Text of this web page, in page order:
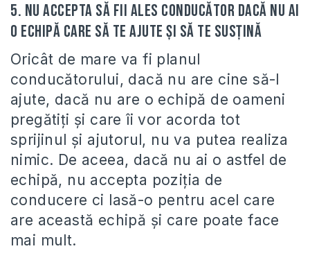
5. Nu accepta să fii ales conducător dacă nu ai
o echipă care să te ajute şi să te susţină
Oricât de mare va fi planul
conducătorului, dacă nu are cine să-l
ajute, dacă nu are o echipă de oameni
pregătiţi şi care îi vor acorda tot
sprijinul şi ajutorul, nu va putea realiza
nimic. De aceea, dacă nu ai o astfel de
echipă, nu accepta poziţia de
conducere ci lasă-o pentru acel care
are această echipă şi care poate face
mai mult.